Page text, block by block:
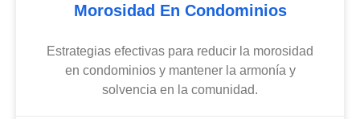
Morosidad En Condominios
Estrategias efectivas para reducir la morosidad
en condominios y mantener la armonía y
solvencia en la comunidad.